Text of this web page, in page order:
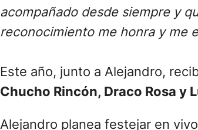
acompañado desde siempre y
reconocimiento me honra y me
Este año, junto a Alejandro,
Chucho Rincón, Draco Rosa y
Alejandro planea festejar en